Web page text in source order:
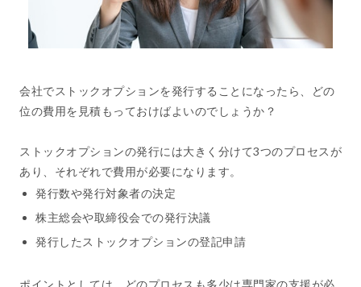
会社でストックオプションを発行することになったら、どの
位の費用を見積もっておけばよいのでしょうか？
ストックオプションの発行には大きく分けて3つのプロセスが
あり、それぞれで費用が必要になります。
発行数や発行対象者の決定
株主総会や取締役会での発行決議
発行したストックオプションの登記申請
ポイントとしては、どのプロセスも多少は専門家の支援が必